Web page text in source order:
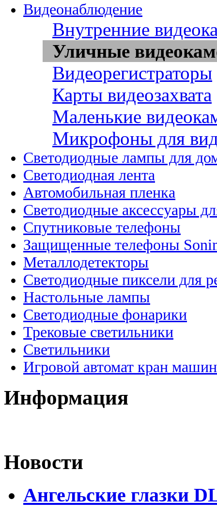
Видеонаблюдение
Внутренние
Уличные
Видеорегистраторы
Карты видеозахвата
Маленькие
Микрофоны для
Светодиодные лампы для
Светодиодная лента
Автомобильная пленка
Светодиодные аксессуары
Спутниковые телефоны
Защищенные телефоны
Металлодетекторы
Светодиодные пиксели для
Настольные лампы
Светодиодные фонарики
Трековые светильники
Светильники
Игровой автомат кран
Информация
Новости
Ангельские глазки